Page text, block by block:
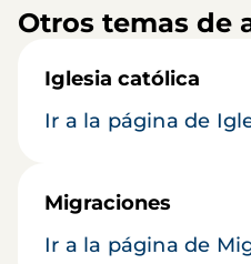
Otros temas de
Iglesia católica
Ir a la página de
Migraciones
Ir a la página de